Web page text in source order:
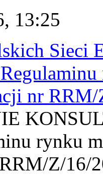
13:25
Sieci
nr
rynku
Z/16/